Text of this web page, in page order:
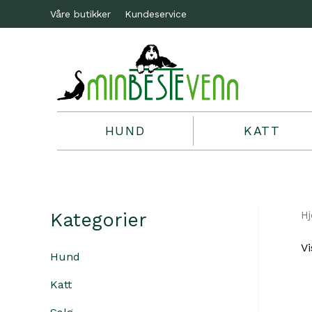
Våre butikker Kundeservice
HUND KATT
Kategorier
Hund
Katt